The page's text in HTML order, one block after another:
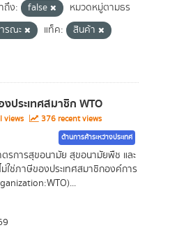
ถึง: false
หมวดหมู่ตามธร
รณะ แท็ค:
สินค้า
ประเทศสมาชิก WTO
views 376 recent views
ด้านการค้าระหว่างประเทศ
รการสุขอนามัย สุขอนามัยพืช และ
ใช่ภาษีของประเทศสมาชิกองค์การ